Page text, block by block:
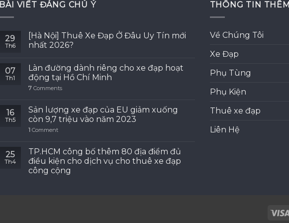
BÀI VIẾT ĐÁNG CHÚ Ý
29
Th6
[Hà Nội] Thuê Xe Đạp Ở Đâu Uy Tín mới
nhất 2026?
07
Th1
Làn đường dành riêng cho xe đạp hoạt
động tại Hồ Chí Minh
7 Comments
16
Th5
Sản lượng xe đạp của EU giảm xuống
còn 9,7 triệu vào năm 2023
1 Comment
25
Th4
TP.HCM công bố thêm 80 địa điểm đủ
điều kiện cho dịch vụ cho thuê xe đạp
công cộng
THÔNG TIN THÊM
Về Chúng Tôi
Xe Đạp
Phụ Tùng
Phụ Kiện
Thuê xe đạp
Liên Hệ